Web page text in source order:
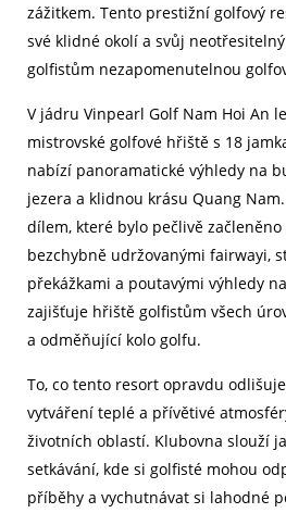
zážitkem. Tento prestižní golfový
své klidné okolí a svůj
golfistům nezapomenutelnou
V jádru Vinpearl Golf Nam Hoi An
mistrovské golfové hřiště s 18
nabízí panoramatické výhledy na
jezera a klidnou krásu Quang
dílem, které bylo pečlivě
bezchybně udržovanými fairwayi,
překážkami a poutavými výhledy
zajišťuje hřiště golfistům všech
a odměňující kolo golfu.
To, co tento resort opravdu
vytváření teplé a přívětivé
životních oblastí. Klubovna slouží
setkávání, kde si golfisté mohou
příběhy a vychutnávat si lahodné